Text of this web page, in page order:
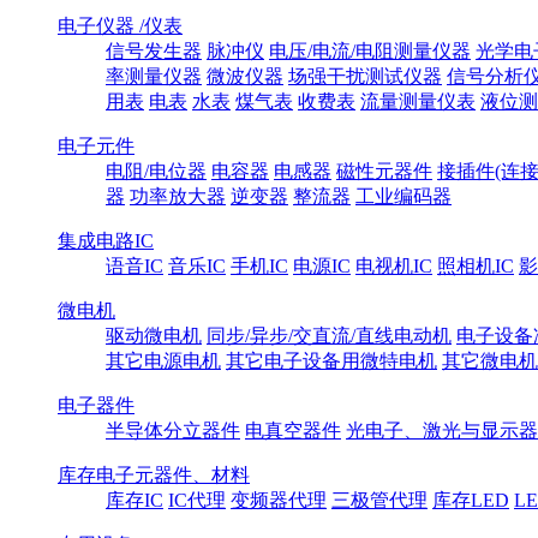
电子仪器 /仪表
信号发生器 脉冲仪 电压/电流/电阻测量仪器 光学电
率测量仪器 微波仪器 场强干扰测试仪器 信号分析
用表 电表 水表 煤气表 收费表 流量测量仪表 液位
电子元件
电阻/电位器 电容器 电感器 磁性元器件 接插件(连
器 功率放大器 逆变器 整流器 工业编码器
集成电路IC
语音IC 音乐IC 手机IC 电源IC 电视机IC 照相机IC
微电机
驱动微电机 同步/异步/交直流/直线电动机 电子设
其它电源电机 其它电子设备用微特电机 其它微电机
电子器件
半导体分立器件 电真空器件 光电子、激光与显示
库存电子元器件、材料
库存IC IC代理 变频器代理 三极管代理 库存LED